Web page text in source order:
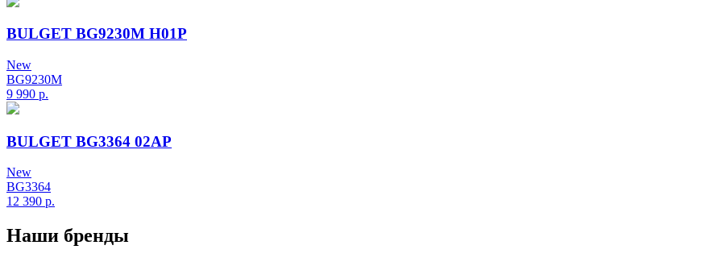
BULGET BG9230M H01P
New
BG9230M
9 990 р.
BULGET BG3364 02AP
New
BG3364
12 390 р.
Наши бренды